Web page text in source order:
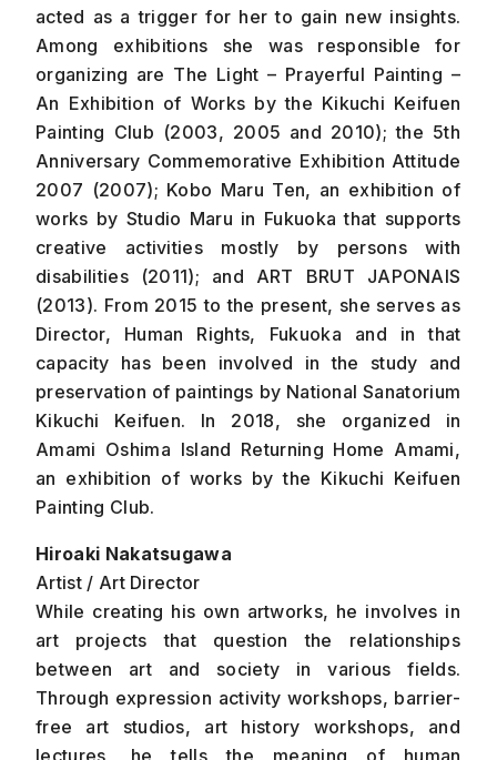
acted as a trigger for her to gain new insights.
Among exhibitions she was responsible for
organizing are The Light – Prayerful Painting –
An Exhibition of Works by the Kikuchi Keifuen
Painting Club (2003, 2005 and 2010); the 5th
Anniversary Commemorative Exhibition Attitude
2007 (2007); Kobo Maru Ten, an exhibition of
works by Studio Maru in Fukuoka that supports
creative activities mostly by persons with
disabilities (2011); and ART BRUT JAPONAIS
(2013). From 2015 to the present, she serves as
Director, Human Rights, Fukuoka and in that
capacity has been involved in the study and
preservation of paintings by National Sanatorium
Kikuchi Keifuen. In 2018, she organized in
Amami Oshima Island Returning Home Amami,
an exhibition of works by the Kikuchi Keifuen
Painting Club.
Hiroaki Nakatsugawa
Artist / Art Director
While creating his own artworks, he involves in
art projects that question the relationships
between art and society in various fields.
Through expression activity workshops, barrier-
free art studios, art history workshops, and
lectures, he tells the meaning of human